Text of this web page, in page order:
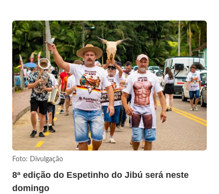
Foto: Divulgação
8ª edição do Espetinho do Jibú será neste
domingo